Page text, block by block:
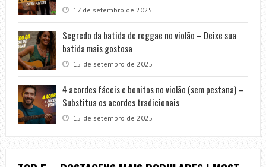
17 de setembro de 2025
Segredo da batida de reggae no violão – Deixe sua
batida mais gostosa
15 de setembro de 2025
4 acordes fáceis e bonitos no violão (sem pestana) –
Substitua os acordes tradicionais
15 de setembro de 2025